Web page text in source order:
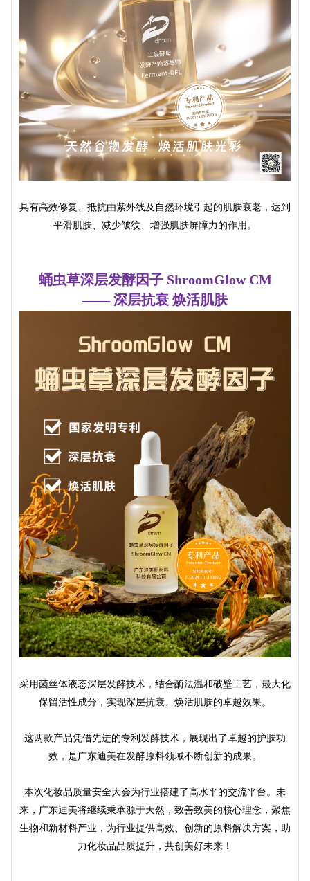
具有高效修复、抵抗由紫外线及自然环境引起的肌肤衰老，达到
平滑肌肤、减少皱纹、增强肌肤屏障力的作用。
蛹虫草深层发酵因子 ShroomGlow CM
—— 深层抗衰 焕活肌肤
采用菌丝体液态深层发酵技术，结合酶法温和破壁工艺，最大化
保留活性成分，实现深层抗衰、焕活肌肤的卓越效果。
这两款产品凭借先进的专利发酵技术，展现出了卓越的护肤功
效，是广东迪美在发酵原料领域不断创新的成果。
本次化妆品质量安全大会为行业搭建了高水平的交流平台。未
来，广东迪美将继续秉承源于天然，致善致美的核心理念，聚焦
生物和新材料产业，为行业提供高效、创新的原料解决方案，助
力化妆品品质提升，共创美好未来！